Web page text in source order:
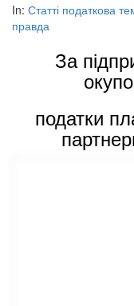
In: Статті податкова
правда
За
податки